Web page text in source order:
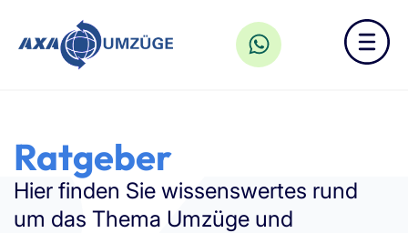
Ratgeber
Hier finden Sie wissenswertes rund
um das Thema Umzüge und